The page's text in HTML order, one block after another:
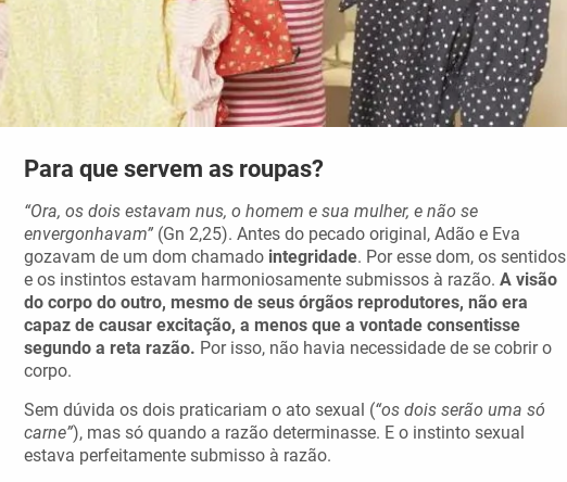
Para que servem as roupas?
“Ora, os dois estavam nus, o homem e sua mulher, e não se
envergonhavam” (Gn 2,25). Antes do pecado original, Adão e Eva
gozavam de um dom chamado integridade. Por esse dom, os sentidos
e os instintos estavam harmoniosamente submissos à razão. A visão
do corpo do outro, mesmo de seus órgãos reprodutores, não era
capaz de causar excitação, a menos que a vontade consentisse
segundo a reta razão. Por isso, não havia necessidade de se cobrir o
corpo.
Sem dúvida os dois praticariam o ato sexual (“os dois serão uma só
carne”), mas só quando a razão determinasse. E o instinto sexual
estava perfeitamente submisso à razão.